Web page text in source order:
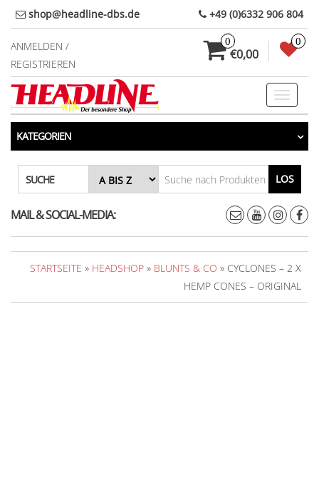
Direkt
zum
Inhalt
shop@headline-dbs.de +49 (0)6332 906 804
ANMELDEN /
REGISTRIEREN
0
€0,00
0
Toggle
KATEGORIEN
SUCHE LOS
MAIL & SOCIAL-MEDIA:
STARTSEITE » HEADSHOP » BLUNTS & CO » CYCLONES – 2 X
HEMP CONES – ORIGINAL